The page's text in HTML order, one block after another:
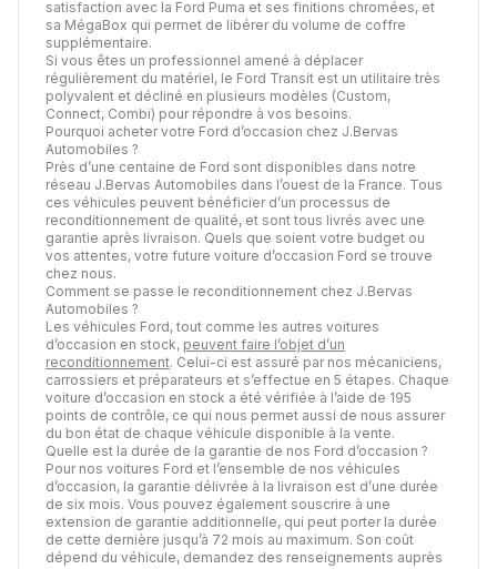
satisfaction avec la Ford Puma et ses finitions chromées, et
sa MégaBox qui permet de libérer du volume de coffre
supplémentaire.
Si vous êtes un professionnel amené à déplacer
régulièrement du matériel, le Ford Transit est un utilitaire très
polyvalent et décliné en plusieurs modèles (Custom,
Connect, Combi) pour répondre à vos besoins.
Pourquoi acheter votre Ford d’occasion chez J.Bervas
Automobiles ?
Près d’une centaine de Ford sont disponibles dans notre
réseau J.Bervas Automobiles dans l’ouest de la France. Tous
ces véhicules peuvent bénéficier d’un processus de
reconditionnement de qualité, et sont tous livrés avec une
garantie après livraison. Quels que soient votre budget ou
vos attentes, votre future voiture d’occasion Ford se trouve
chez nous.
Comment se passe le reconditionnement chez J.Bervas
Automobiles ?
Les véhicules Ford, tout comme les autres voitures
d’occasion en stock, peuvent faire l’objet d’un
reconditionnement. Celui-ci est assuré par nos mécaniciens,
carrossiers et préparateurs et s’effectue en 5 étapes. Chaque
voiture d’occasion en stock a été vérifiée à l’aide de 195
points de contrôle, ce qui nous permet aussi de nous assurer
du bon état de chaque véhicule disponible à la vente.
Quelle est la durée de la garantie de nos Ford d’occasion ?
Pour nos voitures Ford et l’ensemble de nos véhicules
d’occasion, la garantie délivrée à la livraison est d’une durée
de six mois. Vous pouvez également souscrire à une
extension de garantie additionnelle, qui peut porter la durée
de cette dernière jusqu’à 72 mois au maximum. Son coût
dépend du véhicule, demandez des renseignements auprès